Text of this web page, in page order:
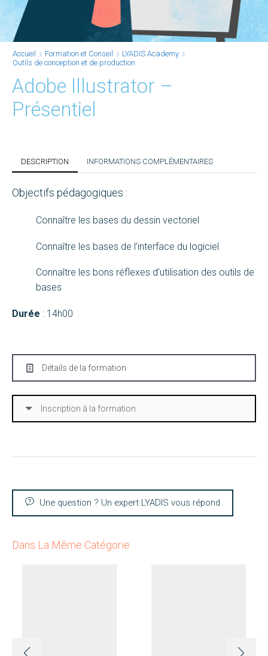
Accueil Formation et Conseil
LYADIS Academy
Outils de conception et de production
Adobe Illustrator –
Présentiel
DESCRIPTION INFORMATIONS COMPLÉMENTAIRES
Objectifs pédagogiques :
Connaître les bases du dessin vectoriel
Connaître les bases de l’interface du logiciel
Connaître les bons réflexes d’utilisation des outils de
bases
Durée : 14h00
Détails de la formation
Inscription à la formation
Une question ? Un expert LYADIS vous répond
Dans La Même Catégorie